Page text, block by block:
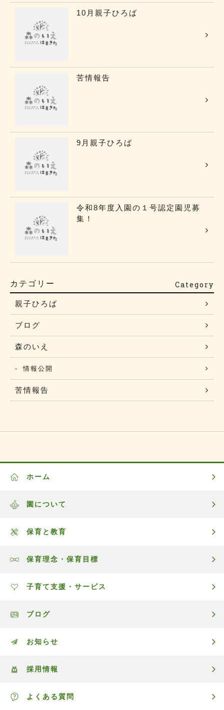
10月親子ひろば
苦情報告
9月親子ひろば
令和8年度入園の１号認定園児募
集！
カテゴリー Category
親子ひろば
ブログ
森のいえ
情報公開
苦情報告
ホーム
園について
保育と教育
保育理念・保育目標
子育て支援・サービス
ブログ
お知らせ
採用情報
よくある質問